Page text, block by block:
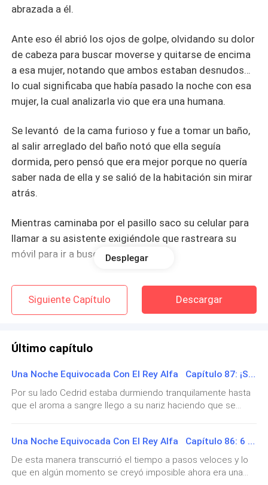
abrazada a él.
Ante eso él abrió los ojos de golpe, olvidando su dolor
de cabeza para buscar moverse y quitarse de encima
a esa mujer, notando que ambos estaban desnudos…
lo cual significaba que había pasado la noche con esa
mujer, la cual analizarla vio que era una humana.
Se levantó de la cama furioso y fue a tomar un baño,
al salir arreglado del baño notó que ella seguía
dormida, pero pensó que era mejor porque no quería
saber nada de ella y se salió de la habitación sin mirar
atrás.
Mientras caminaba por el pasillo saco su celular para
llamar a su asistente exigiéndole que rastreara su
móvil para ir a buscarlo.
Su petición solo tardo unos 6 minutos en cumplirse y
en la entrada de ese hotel, ahora se estacionaba una
limusina negra, de la cual bajaba un joven rubio para
- … - el pelinegro ingresó al interior del vehículo para
sentarse mientras cruzaba sus brazos y fruncía el
ingreso en el interior para darle la señal al chofer de
Desplegar
Siguiente Capítulo Descargar
Último capítulo
Una Noche Equivocada Con El Rey Alfa Capítulo 87: ¡Sorpresa!
Por su lado Cedrid estaba durmiendo tranquilamente hasta
que el aroma a sangre llego a su nariz haciendo que se
estaba temblando sujetándose con fuerza su vientre. -
Cedrid yo… ah…. – Emma no entendía porque sentía unos
horribles dolores acompañados de espasmos, pero no
podía moverse y solo podía limitarse a sujetarse su vientre
Una Noche Equivocada Con El Rey Alfa Capítulo 86: 6 Años Después…
De esta manera transcurrió el tiempo a pasos veloces y lo
que en algún momento se creyó imposible ahora era una